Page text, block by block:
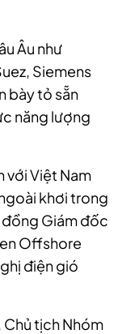
Âu như
Siemens
bày tỏ sẵn
năng lượng
với Việt Nam
khơi trong
đồng Giám đốc
Offshore
điện gió
tịch Nhóm